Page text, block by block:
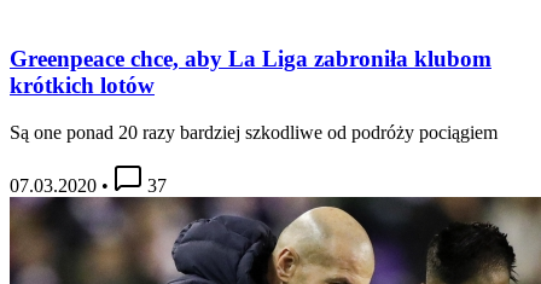
Greenpeace chce, aby La Liga zabroniła klubom
krótkich lotów
Są one ponad 20 razy bardziej szkodliwe od podróży pociągiem
07.03.2020 • 37